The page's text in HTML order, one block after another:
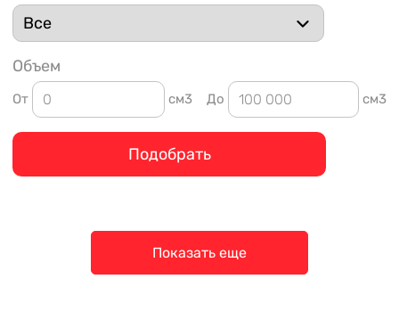
Объем
От см3 До см3
Подобрать
Показать еще